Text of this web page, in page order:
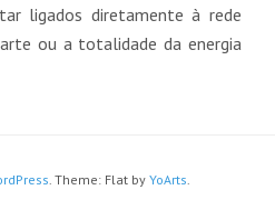
ligados diretamente à rede
ou a totalidade da energia
. Theme: Flat by YoArts.